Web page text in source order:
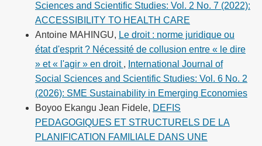
Sciences and Scientific Studies: Vol. 2 No. 7 (2022):
ACCESSIBILITY TO HEALTH CARE
Antoine MAHINGU, Le droit : norme juridique ou
état d'esprit ? Nécessité de collusion entre « le dire
» et « l'agir » en droit , International Journal of
Social Sciences and Scientific Studies: Vol. 6 No. 2
(2026): SME Sustainability in Emerging Economies
Boyoo Ekangu Jean Fidele, DEFIS
PEDAGOGIQUES ET STRUCTURELS DE LA
PLANIFICATION FAMILIALE DANS UNE